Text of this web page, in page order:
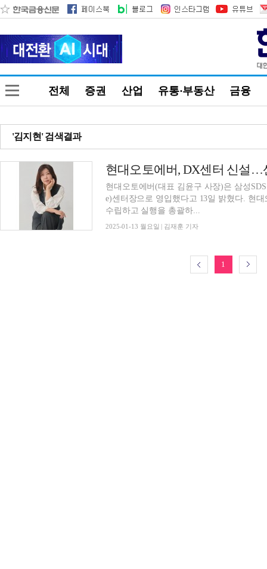
전체 증권 산업 유통·부동산 금융
'김지현' 검색결과
현대오토에버(대표 김윤구 사장)은 삼성
e)센터장으로 영입했다고 13일 밝혔다. 현대오토에버는 이번 영입과 함께 디지털 경험 전략을
수립하고 실행을 총괄하...
2025-01-13 월요일 | 김재훈 기자
1